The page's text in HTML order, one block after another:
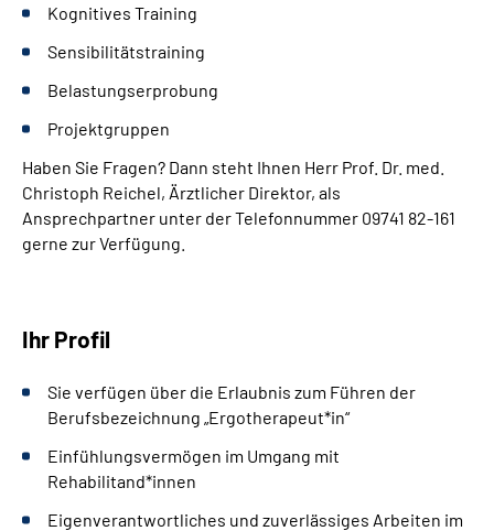
Kognitives Training
Sensibilitätstraining
Belastungserprobung
Projektgruppen
Haben Sie Fragen? Dann steht Ihnen Herr Prof. Dr. med.
Christoph Reichel, Ärztlicher Direktor, als
Ansprechpartner unter der Telefonnummer 09741 82-161
gerne zur Verfügung.
Ihr Profil
Sie verfügen über die Erlaubnis zum Führen der
Berufsbezeichnung „Ergotherapeut*in“
Einfühlungsvermögen im Umgang mit
Rehabilitand*innen
Eigenverantwortliches und zuverlässiges Arbeiten im